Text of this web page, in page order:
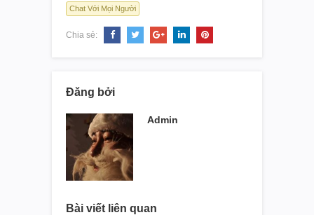
Chat Với Mọi Người
Chia sẻ:
Đăng bởi
Admin
Bài viết liên quan